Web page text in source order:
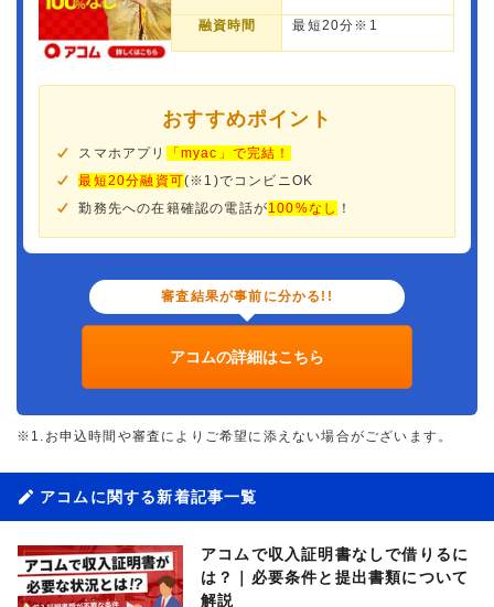
融資時間 最短20分※1
おすすめポイント
スマホアプリ
「myac」で完結！
最短20分融資可(※1)でコンビニOK
勤務先への在籍確認の電話が100%なし ！
審査結果が事前に分かる!!
アコムの詳細はこちら
※1.お申込時間や審査によりご希望に添えない場合がございます。
アコムに関する新着記事一覧
アコムで収入証明書なしで借りるに
は？｜必要条件と提出書類について
解説